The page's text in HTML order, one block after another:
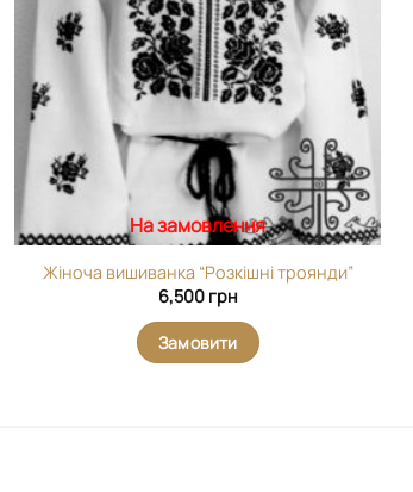
На замовлення
Жіноча вишиванка “Розкішні троянди”
6,500 грн
Замовити